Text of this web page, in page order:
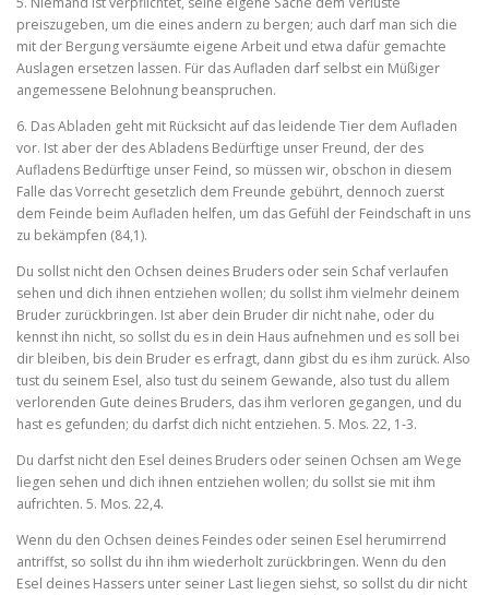
preiszugeben, um die eines andern zu bergen; auch darf man sich die
mit der Bergung versäumte eigene Arbeit und etwa dafür ge­machte
Auslagen ersetzen lassen. Für das Aufladen darf selbst ein Müßiger
angemessene Belohnung beanspruchen.
6. Das Abladen geht mit Rücksicht auf das leidende Tier dem Aufladen
vor. Ist aber der des Abladens Bedürftige unser Freund, der des
Aufladens Bedürftige unser Feind, so müssen wir, obschon in diesem
Falle das Vorrecht gesetzlich dem Freunde gebührt, dennoch zuerst
dem Feinde beim Aufladen helfen, um das Gefühl der Feindschaft in uns
zu bekämpfen (84,1).
Du sollst nicht den Ochsen deines Bruders oder sein Schaf verlau­fen
sehen und dich ihnen entziehen wollen; du sollst ihm vielmehr deinem
Bruder zurückbringen. Ist aber dein Bruder dir nicht nahe, oder du
kennst ihn nicht, so sollst du es in dein Haus aufnehmen und es soll bei
dir bleiben, bis dein Bruder es erfragt, dann gibst du es ihm zurück. Also
tust du seinem Esel, also tust du seinem Gewande, also tust du allem
verlorenden Gute deines Bru­ders, das ihm verloren gegangen, und du
hast es gefunden; du darfst dich nicht entziehen. 5. Mos. 22, 1‑3.
Du darfst nicht den Esel deines Bruders oder seinen Ochsen am Wege
liegen sehen und dich ihnen entziehen wollen; du sollst sie mit ihm
aufrichten. 5. Mos. 22,4.
Wenn du den Ochsen deines Feindes oder seinen Esel herumirrend
antriffst, so sollst du ihn ihm wiederholt zurückbringen. Wenn du den
Esel deines Hassers unter seiner Last liegen siehst, so sollst du dir nicht